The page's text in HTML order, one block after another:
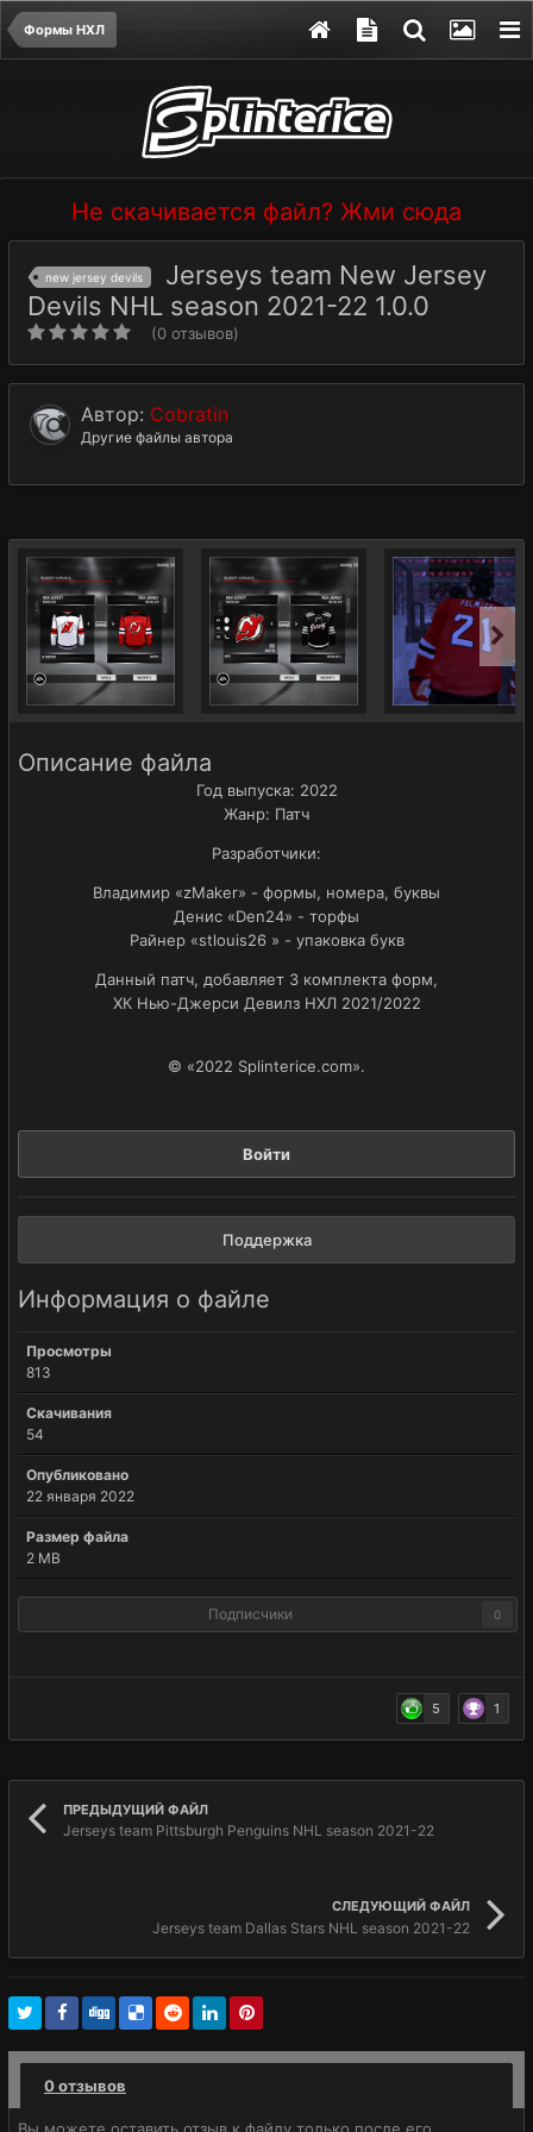
Формы НХЛ
Не скачивается файл? Жми сюда
new jersey devils
Jerseys team New Jersey
Devils NHL season 2021-22 1.0.0
(0 отзывов)
Автор: Cobratin
Другие файлы автора
Описание файла
Год выпуска: 2022
Жанр: Патч
Разработчики:
Владимир «zMaker» - формы, номера, буквы
Денис «Den24» - торфы
Райнер «stlouis26 » - упаковка букв
Данный патч, добавляет 3 комплекта форм,
ХК Нью-Джерси Девилз НХЛ 2021/2022
© «2022 Splinterice.com».
Войти
Поддержка
Информация о файле
Просмотры
813
Скачивания
54
Опубликовано
22 января 2022
Размер файла
2 MB
Подписчики 0
5 1
ПРЕДЫДУЩИЙ ФАЙЛ
Jerseys team Pittsburgh Penguins NHL season 2021-22
СЛЕДУЮЩИЙ ФАЙЛ
Jerseys team Dallas Stars NHL season 2021-22
0 отзывов